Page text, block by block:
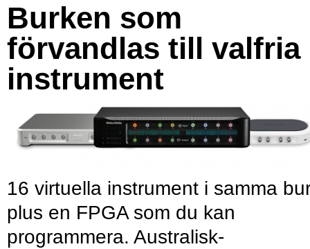
Burken som
förvandlas till valfria
instrument
16 virtuella instrument i samma
plus en FPGA som du kan
programmera. Australisk-